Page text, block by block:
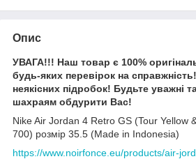
Опис
УВАГА!!! Наш товар є 100%
будь-яких перевірок на
неякісних підробок! Будьте уважні
шахраям обдурити Вас!
Nike Air Jordan 4 Retro GS (Tour Yellow
700) розмір 35.5 (Made in Indonesia)
https://www.noirfonce.eu/products/air-